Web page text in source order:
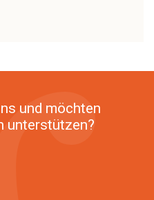
und möchten
unterstützen?